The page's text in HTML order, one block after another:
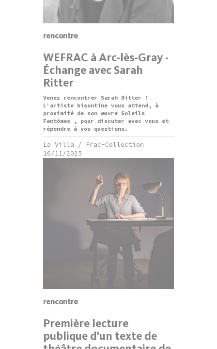
rencontre
WEFRAC à Arc-lès-Gray -
Échange avec Sarah
Ritter
Venez rencontrer Sarah Ritter !
L'artiste bisontine vous attend, à
proximité de son œuvre Soleils
Fantômes , pour discuter avec vous et
répondre à vos questions.
La Villa / Frac-Collection
16/11/2025
rencontre
Première lecture
publique d'un texte de